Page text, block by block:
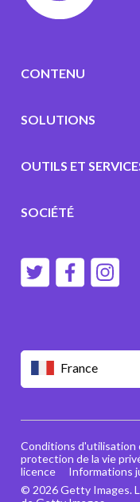
France
CONTENU
SOLUTIONS
OUTILS ET
SOCIÉTÉ
© 2026 Getty Images.
Conditions d'utilisation
protection de la vie
licence
Informations